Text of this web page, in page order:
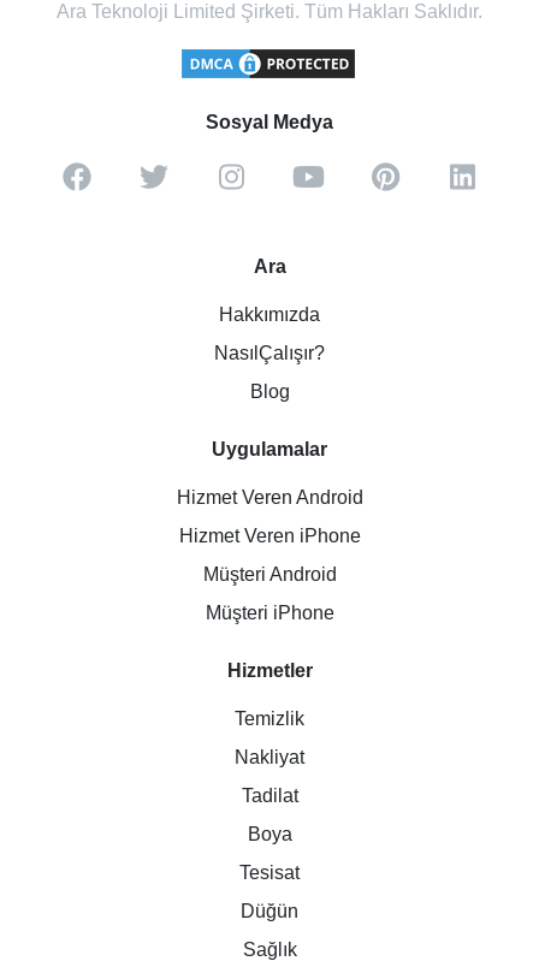
Ara Teknoloji Limited Şirketi. Tüm Hakları Saklıdır.
Sosyal Medya
Ara
Hakkımızda
NasılÇalışır?
Blog
Uygulamalar
Hizmet Veren Android
Hizmet Veren iPhone
Müşteri Android
Müşteri iPhone
Hizmetler
Temizlik
Nakliyat
Tadilat
Boya
Tesisat
Düğün
Sağlık